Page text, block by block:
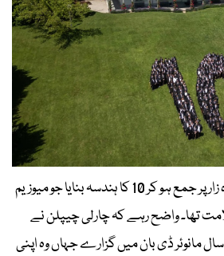
شرکاء نے میوزیم کے سبزہ زار پر جمع ہو کر 10 کا ہندسہ بنایا جو میوزیم
تھا۔ واضح رہے کہ چارلی چیپلن نے
اپنی زندگی کے آخری 25 سال مانوئر ڈی بان میں گزارے جہاں وہ اپنی